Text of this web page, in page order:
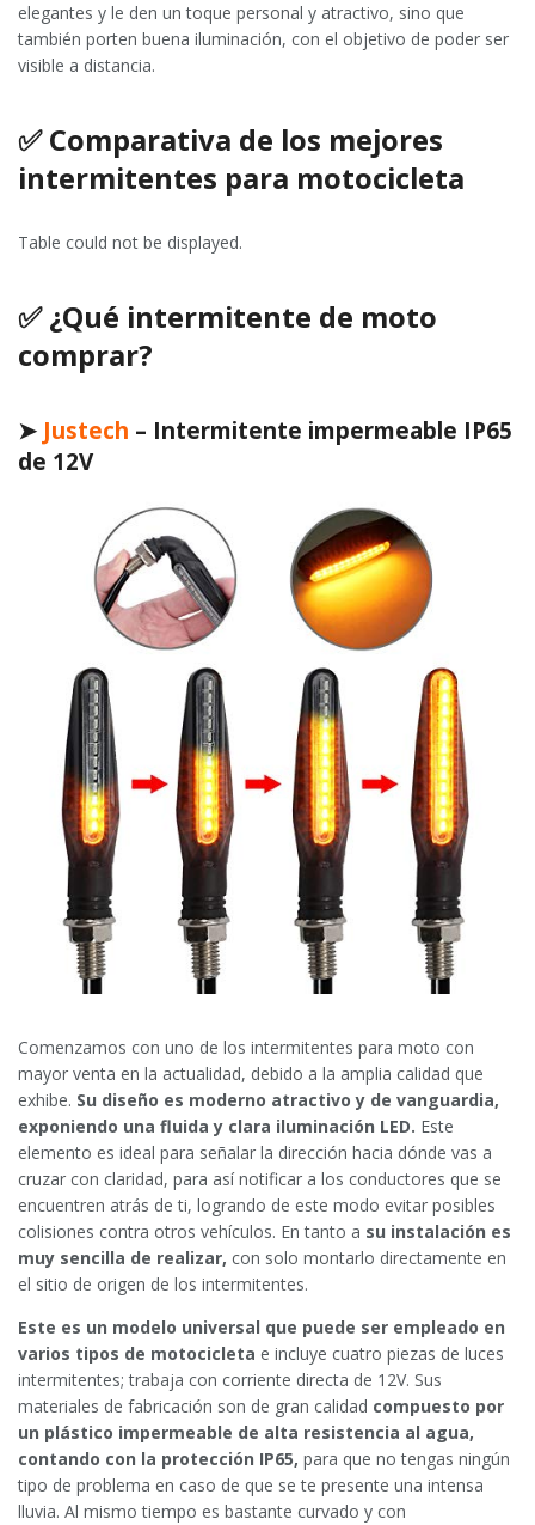
elegantes y le den un toque personal y atractivo, sino que
también porten buena iluminación, con el objetivo de poder ser
visible a distancia.
✅ Comparativa de los mejores
intermitentes para motocicleta
Table could not be displayed.
✅ ¿Qué intermitente de moto
comprar?
➤ Justech – Intermitente impermeable IP65
de 12V
Comenzamos con uno de los intermitentes para moto con
mayor venta en la actualidad, debido a la amplia calidad que
exhibe. Su diseño es moderno atractivo y de vanguardia,
exponiendo una fluida y clara iluminación LED. Este
elemento es ideal para señalar la dirección hacia dónde vas a
cruzar con claridad, para así notificar a los conductores que se
encuentren atrás de ti, logrando de este modo evitar posibles
colisiones contra otros vehículos. En tanto a su instalación es
muy sencilla de realizar, con solo montarlo directamente en
el sitio de origen de los intermitentes.
Este es un modelo universal que puede ser empleado en
varios tipos de motocicleta e incluye cuatro piezas de luces
intermitentes; trabaja con corriente directa de 12V. Sus
materiales de fabricación son de gran calidad compuesto por
un plástico impermeable de alta resistencia al agua,
contando con la protección IP65, para que no tengas ningún
tipo de problema en caso de que se te presente una intensa
lluvia. Al mismo tiempo es bastante curvado y con